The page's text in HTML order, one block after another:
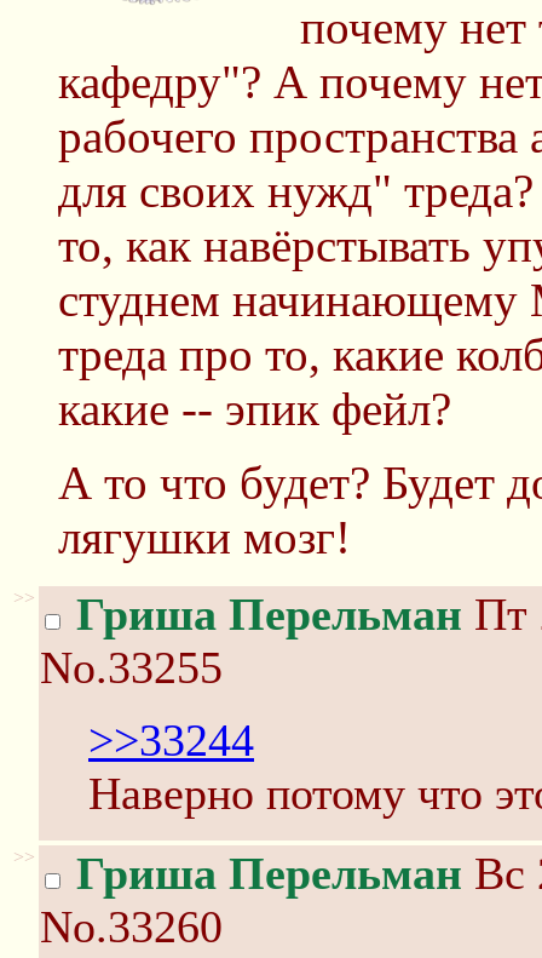
почему нет
кафедру"? А почему
рабочего
для своих нужд"
то, как навёрстывать
студнем
треда про то, какие
какие -- эпик фейл?
А то что будет? Будет
лягушки мозг!
>> Гриша Перельман Пт
No.33255
>>33244
Наверно потому что
>> Гриша Перельман Вс
No.33260